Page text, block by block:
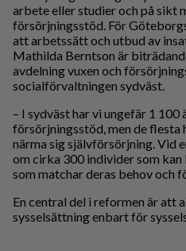
arbete eller studier och på sikt
försörjningsstöd. För
att arbetssätt och utbud av
Mathilda Berntson är
avdelning vuxen och
socialförvaltningen sydväst.
– I sydväst har vi ungefär 1 100
försörjningsstöd, men de flesta
närma sig självförsörjning. Vid
om cirka 300 individer som
som matchar deras behov och
En central del i reformen är att
sysselsättning enbart för